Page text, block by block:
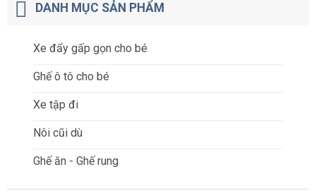
DANH MỤC SẢN PHẨM
Xe đẩy gấp gọn cho bé
Ghế ô tô cho bé
Xe tập đi
Nôi cũi dù
Ghế ăn - Ghế rung